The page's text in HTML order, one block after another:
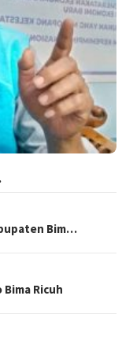
Bim…
Bima Ricuh